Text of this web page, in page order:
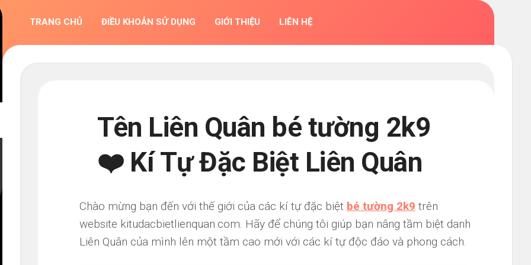
TRANG CHỦ ĐIỀU KHOẢN SỬ DỤNG GIỚI THIỆU LIÊN HỆ
Tên Liên Quân bé tường 2k9
❤️ Kí Tự Đặc Biệt Liên Quân
Chào mừng bạn đến với thế giới của các kí tự đặc biệt bé tường 2k9 trên
website kitudacbietlienquan.com. Hãy để chúng tôi giúp bạn nâng tầm biệt danh
Liên Quân của mình lên một tầm cao mới với các kí tự độc đáo và phong cách.